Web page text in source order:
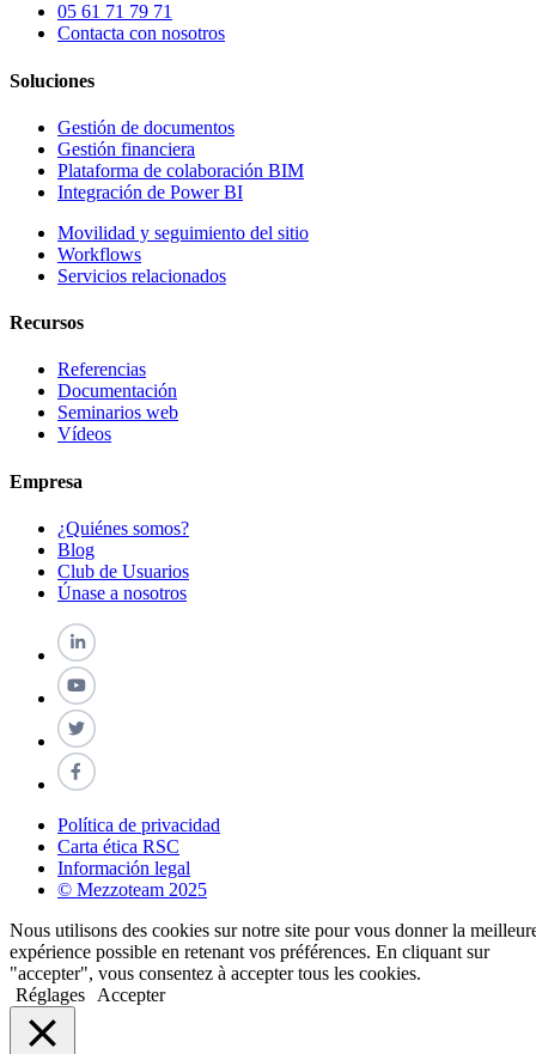
05 61 71 79 71
Contacta con nosotros
Soluciones
Gestión de documentos
Gestión financiera
Plataforma de colaboración BIM
Integración de Power BI
Movilidad y seguimiento del sitio
Workflows
Servicios relacionados
Recursos
Referencias
Documentación
Seminarios web
Vídeos
Empresa
¿Quiénes somos?
Blog
Club de Usuarios
Únase a nosotros
Política de privacidad
Carta ética RSC
Información legal
© Mezzoteam 2025
Nous utilisons des cookies sur notre site pour vous donner la
expérience possible en retenant vos préférences. En cliquant sur
"accepter", vous consentez à accepter tous les cookies.
Réglages
Accepter